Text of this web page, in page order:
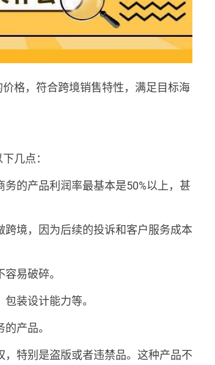
格，符合跨境销售特性，满足目标海
几点：
的产品利润率最基本是50%以上，甚
境，因为后续的投诉和客户服务成本
易破碎。
装设计能力等。
产品。
特别是盗版或者违禁品。这种产品不